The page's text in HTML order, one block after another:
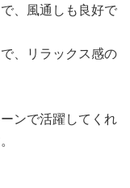
、風通しも良好で
、リラックス感の
ンで活躍してくれ